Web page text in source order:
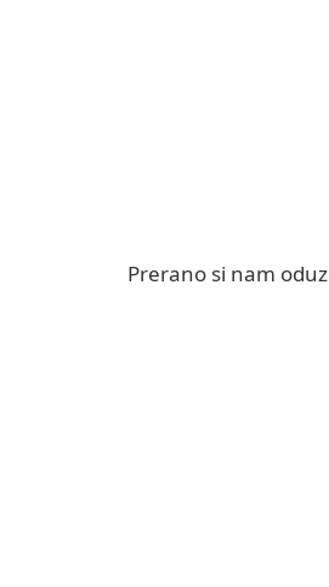
Prerano si nam